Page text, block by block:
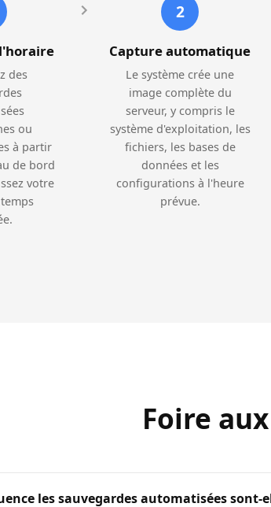
des
ou
à partir
de bord
votre
2
Capture automatique
Le système crée une
image complète du
serveur, y compris le
système d'exploitation, les
fichiers, les bases de
données et les
configurations à l'heure
prévue.
Foire
les sauvegardes automatisées sont-